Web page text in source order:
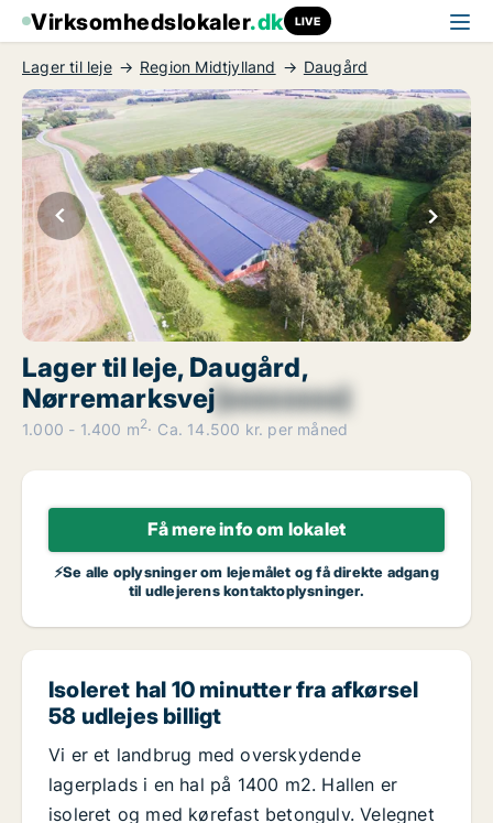
Virksomhedslokaler.dk LIVE
Lager til leje Region Midtjylland Daugård
Lager til leje, Daugård,
Nørremarksvej[xxxxxxxx]
1.000 - 1.400 m2 Ca. 14.500 kr. per måned
Få mere info om lokalet
⚡Se alle oplysninger om lejemålet og få direkte adgang
til udlejerens kontaktoplysninger.
Isoleret hal 10 minutter fra afkørsel
58 udlejes billigt
Vi er et landbrug med overskydende
lagerplads i en hal på 1400 m2. Hallen er
isoleret og med kørefast betongulv. Velegnet